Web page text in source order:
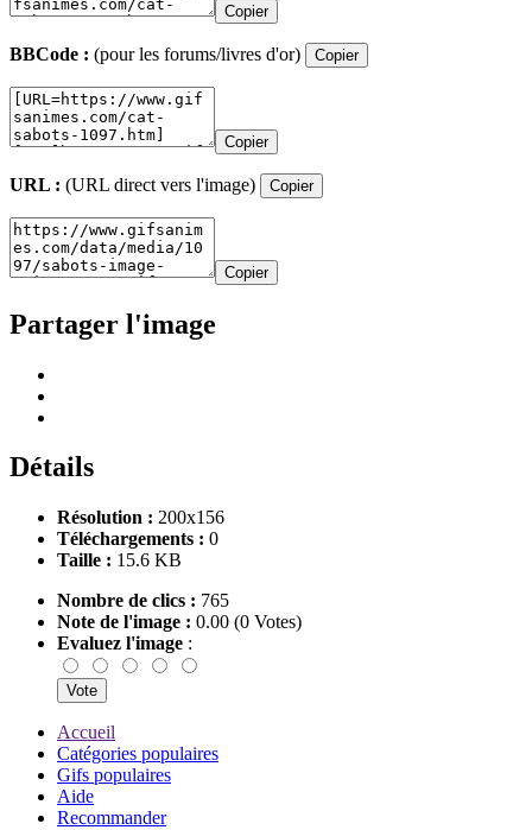
Copier
BBCode : (pour les forums/livres d'or) Copier
Copier
URL : (URL direct vers l'image) Copier
Copier
Partager l'image
Détails
Résolution : 200x156
Téléchargements : 0
Taille : 15.6 KB
Nombre de clics : 765
Note de l'image : 0.00 (0 Votes)
Evaluez l'image :
Accueil
Catégories populaires
Gifs populaires
Aide
Recommander